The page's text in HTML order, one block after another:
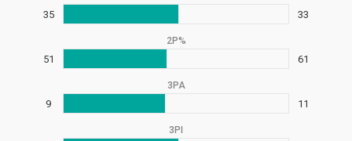
35 33
2P%
51 61
3PA
9 11
3PI